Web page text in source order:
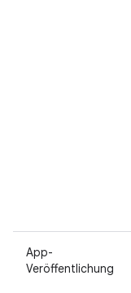
App-
Veröffentlichung